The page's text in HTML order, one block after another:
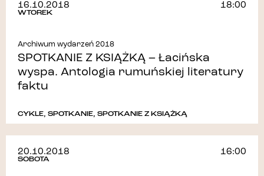
16.10.2018
WTOREK
18:00
Archiwum wydarzeń 2018
SPOTKANIE Z KSIĄŻKĄ – Łacińska
wyspa. Antologia rumuńskiej literatury
faktu
CYKLE, SPOTKANIE, SPOTKANIE Z KSIĄŻKĄ
20.10.2018
SOBOTA
16:00